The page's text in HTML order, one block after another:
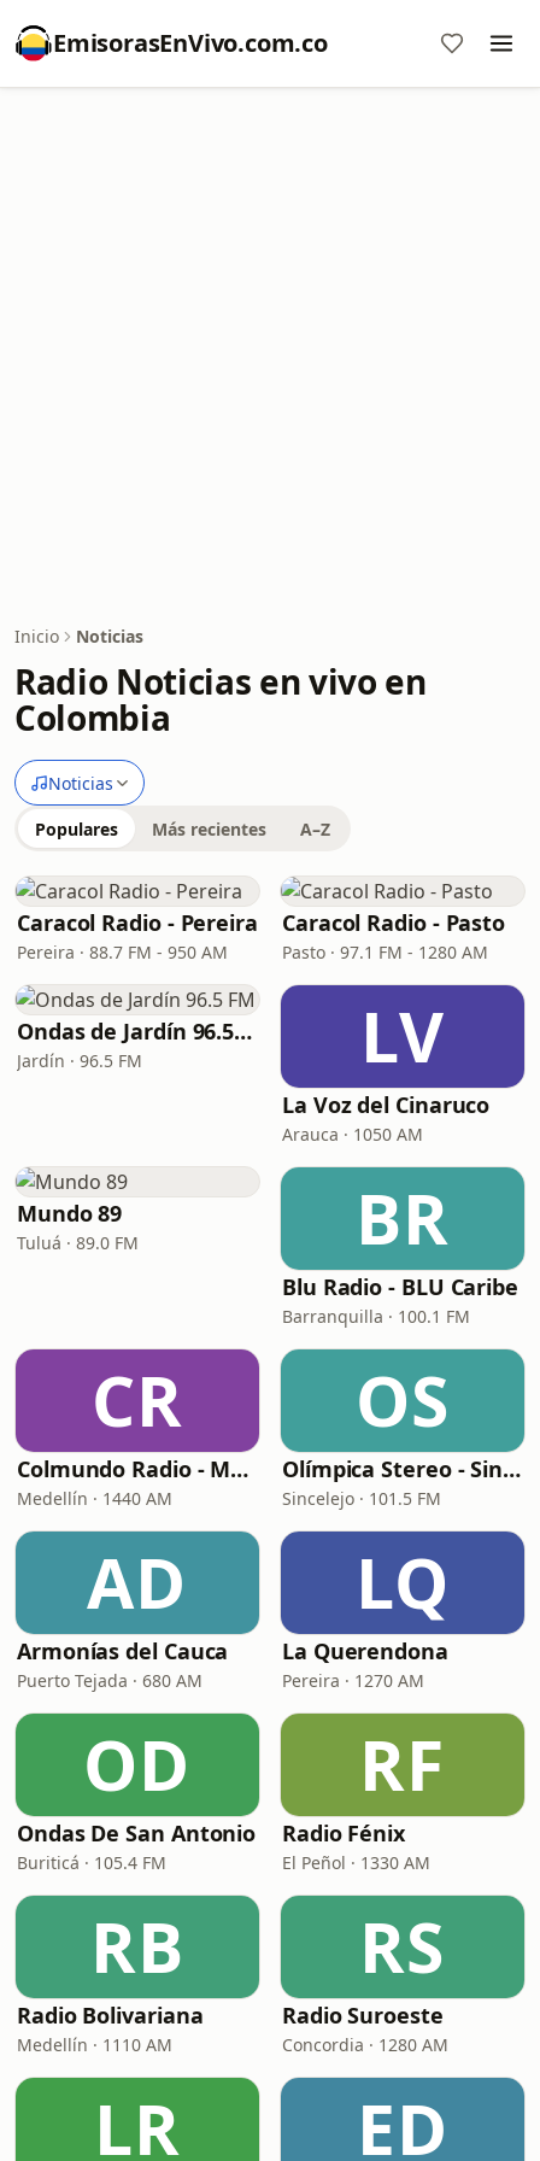
EmisorasEnVivo.com.co
Inicio Noticias
Radio Noticias en vivo en
Colombia
Noticias
Populares Más recientes A–Z
Caracol Radio - Pereira
Pereira · 88.7 FM - 950 AM
Caracol Radio - Pasto
Pasto · 97.1 FM - 1280 AM
Ondas de Jardín 96.5 FM
Jardín · 96.5 FM LV
La Voz del Cinaruco
Arauca · 1050 AM
Mundo 89
Tuluá · 89.0 FM BR
Blu Radio - BLU Caribe
Barranquilla · 100.1 FM
CR
Colmundo Radio - Medellín
Medellín · 1440 AM
OS
Olímpica Stereo - Sincelejo
Sincelejo · 101.5 FM
AD
Armonías del Cauca
Puerto Tejada · 680 AM
LQ
La Querendona
Pereira · 1270 AM
OD
Ondas De San Antonio
Buriticá · 105.4 FM
RF
Radio Fénix
El Peñol · 1330 AM
RB
Radio Bolivariana
Medellín · 1110 AM
RS
Radio Suroeste
Concordia · 1280 AM
LR ED